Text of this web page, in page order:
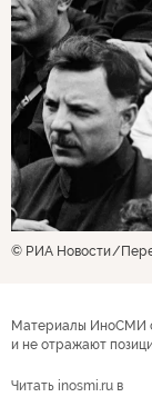
© РИА Новости
Материалы ИноСМИ
и не отражают
Читать inosmi.ru в